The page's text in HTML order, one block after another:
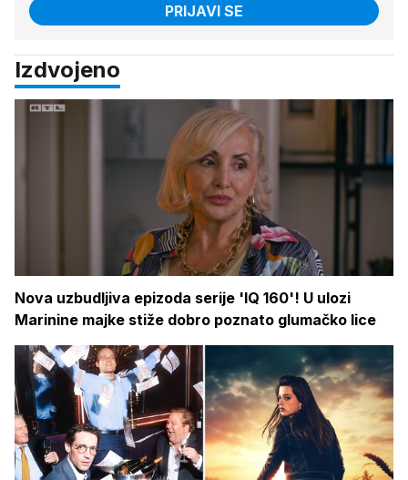
PRIJAVI SE
Izdvojeno
Nova uzbudljiva epizoda serije 'IQ 160'! U ulozi
Marinine majke stiže dobro poznato glumačko lice